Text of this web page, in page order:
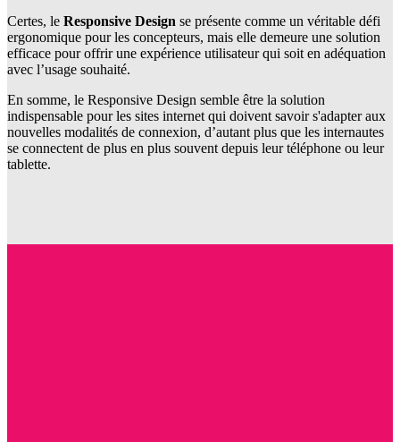
Certes, le Responsive Design se présente comme un véritable défi
ergonomique pour les concepteurs, mais elle demeure une solution
efficace pour offrir une expérience utilisateur qui soit en adéquation
avec l’usage souhaité.
En somme, le Responsive Design semble être la solution
indispensable pour les sites internet qui doivent savoir s'adapter aux
nouvelles modalités de connexion, d’autant plus que les internautes
se connectent de plus en plus souvent depuis leur téléphone ou leur
tablette.